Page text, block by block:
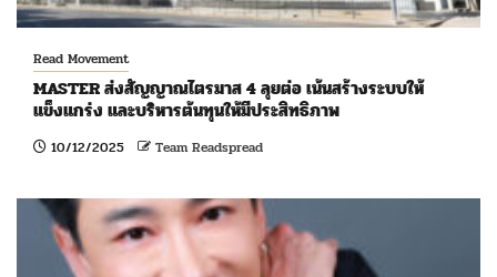
Read Movement
MASTER ส่งสัญญาณไตรมาส 4 ลุยต่อ เน้นสร้างระบบให้
แข็งแกร่ง และบริหารต้นทุนให้มีประสิทธิภาพ
10/12/2025 Team Readspread